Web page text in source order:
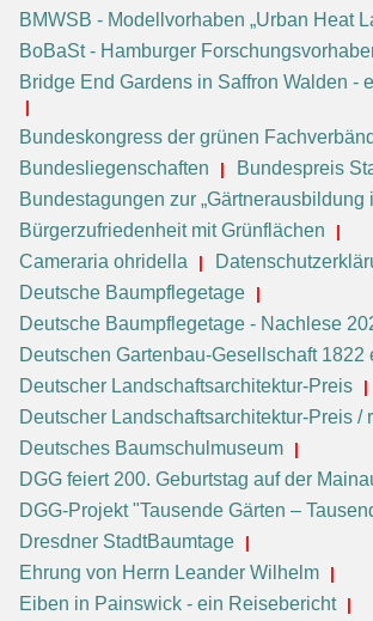
BMWSB - Modellvorhaben „Urban Heat
BoBaSt - Hamburger
Bridge End Gardens in Saffron Walden -
Bundeskongress der grünen
Bundesliegenschaften
Bundespreis
Bundestagungen zur „Gärtnerausbildung
Bürgerzufriedenheit mit Grünflächen
Cameraria ohridella
Deutsche Baumpflegetage
Deutsche Baumpflegetage - Nachlese
Deutschen Gartenbau-Gesellschaft 1822
Deutscher Landschaftsarchitektur-Preis
Deutscher Landschaftsarchitektur-Preis /
Deutsches Baumschulmuseum
DGG feiert 200. Geburtstag auf der
DGG-Projekt "Tausende Gärten –
Dresdner StadtBaumtage
Ehrung von Herrn Leander Wilhelm
Eiben in Painswick - ein Reisebericht